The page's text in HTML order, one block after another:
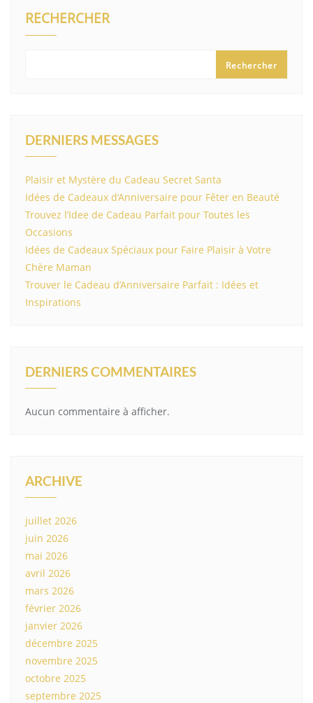
RECHERCHER
Rechercher
DERNIERS MESSAGES
Plaisir et Mystère du Cadeau Secret Santa
Idées de Cadeaux d’Anniversaire pour Fêter en Beauté
Trouvez l’Idee de Cadeau Parfait pour Toutes les
Occasions
Idées de Cadeaux Spéciaux pour Faire Plaisir à Votre
Chère Maman
Trouver le Cadeau d’Anniversaire Parfait : Idées et
Inspirations
DERNIERS COMMENTAIRES
Aucun commentaire à afficher.
ARCHIVE
juillet 2026
juin 2026
mai 2026
avril 2026
mars 2026
février 2026
janvier 2026
décembre 2025
novembre 2025
octobre 2025
septembre 2025